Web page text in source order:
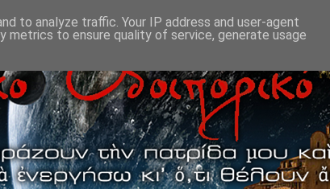
to analyze traffic. Your IP address and user-agent
metrics to ensure quality of service, generate usage